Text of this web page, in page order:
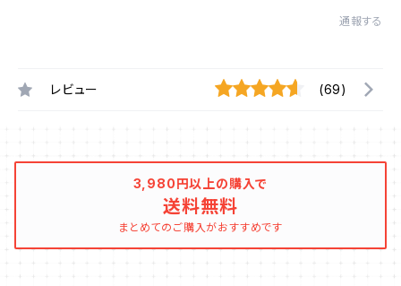
通報する
レビュー (69)
3,980円以上の購入で
送料無料
まとめてのご購入がおすすめです